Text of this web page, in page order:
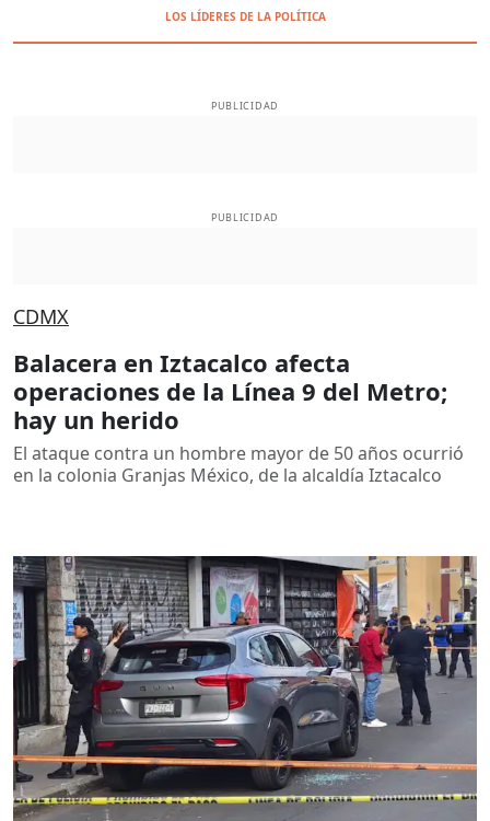
LOS LÍDERES DE LA POLÍTICA
PUBLICIDAD
PUBLICIDAD
CDMX
Balacera en Iztacalco afecta
operaciones de la Línea 9 del Metro;
hay un herido
El ataque contra un hombre mayor de 50 años ocurrió
en la colonia Granjas México, de la alcaldía Iztacalco